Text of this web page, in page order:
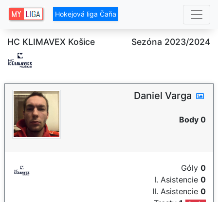
Hokejová liga Čaňa
HC KLIMAVEX Košice Sezóna 2023/2024
Daniel Varga
Body 0
Góly 0
I. Asistencie 0
II. Asistencie 0